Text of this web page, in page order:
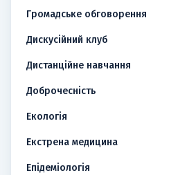
Громадське обговорення
Дискусійний клуб
Дистанційне навчання
Доброчесність
Екологія
Екстрена медицина
Епідеміологія